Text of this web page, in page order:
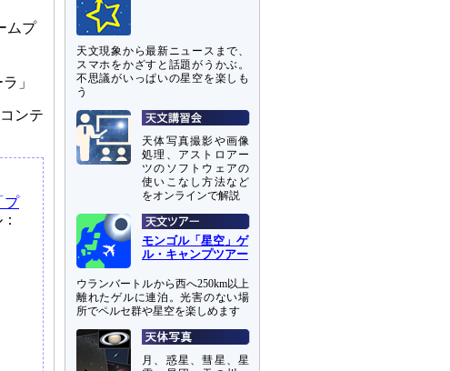
ムプ
」
ンテ
プ
天文現象から最新ニュースまで、
スマホをかざすと話題がうかぶ。
不思議がいっぱいの星空を楽しも
う
天体写真撮影や画像
処理、アストロアー
ツのソフトウェアの
使いこなし方法など
をオンラインで解説
モンゴル「星空」ゲ
ル・キャンプツアー
ウランバートルから西へ250km以上
離れたゲルに連泊。光害のない場
所でペルセ群や星空を楽しめます
月、惑星、彗星、星